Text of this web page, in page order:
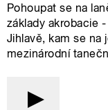
Pohoupat se na
základy akrobacie
Jihlavě, kam se na
mezinárodní